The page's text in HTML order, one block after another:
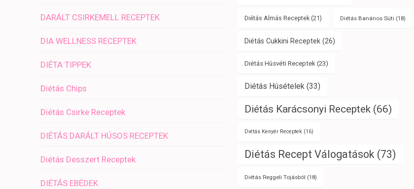
DARÁLT CSIRKEMELL RECEPTEK
DIA WELLNESS RECEPTEK
DIÉTA TIPPEK
Diétás Chips
Diétás Csirke Receptek
DIÉTÁS DARÁLT HÚSOS RECEPTEK
Diétás Desszert Receptek
DIÉTÁS EBÉDEK
Diétás Almás Receptek(21) Diétás Banános Süti (18)
Diétás Cukkini Receptek(26)
Diétás Húsvéti Receptek (23)
Diétás Húsételek (33)
Diétás Karácsonyi Receptek(66)
Diétás Kenyér Receptek(16)
Diétás Recept Válogatások (73)
Diétás Reggeli Tojásból (18)